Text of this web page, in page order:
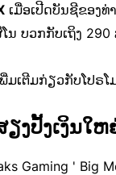
ເມື່ອເປີດບັນຊີຂອງທ່
ໂນ ບວກກັບເຖິງ
ມເຕີມກ່ຽວກັບໂປຣໂ
ງປັ້ງເງິນໃຫ
Gaming ' Big